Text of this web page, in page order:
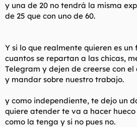
y una de 20 no tendrá la misma
de 25 que con uno de 60.
Y si lo que realmente quieren es un
cuantos se repartan a las chicas,
Telegram y dejen de creerse con
y mandar sobre nuestro trabajo.
y como independiente, te dejo un
quiere atender te va a hacer
como la tenga y si no pues no.